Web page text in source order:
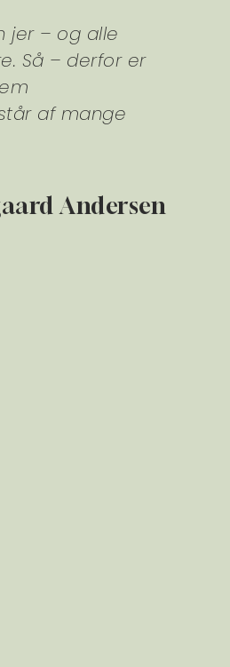
jer – og alle
Så – derfor er
af mange
Andersen